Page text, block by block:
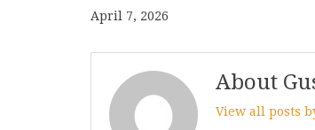
April 7, 2026
About
View all posts